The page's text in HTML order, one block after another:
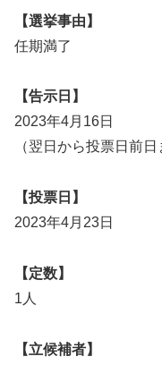
【選挙事由】
任期満了
【告示日】
2023年4月16日
（翌日から投票日前日
【投票日】
2023年4月23日
【定数】
1人
【立候補者】